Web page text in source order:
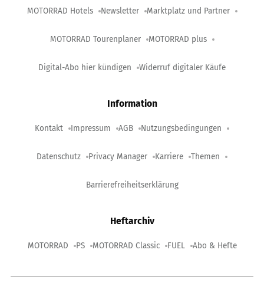
MOTORRAD Hotels Newsletter Marktplatz und Partner
MOTORRAD Tourenplaner MOTORRAD plus
Digital-Abo hier kündigen Widerruf digitaler Käufe
Information
Kontakt Impressum AGB Nutzungsbedingungen
Datenschutz Privacy Manager Karriere Themen
Barrierefreiheitserklärung
Heftarchiv
MOTORRAD PS MOTORRAD Classic FUEL Abo & Hefte